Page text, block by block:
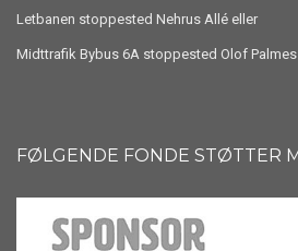
Letbanen stoppested Nehrus Allé eller
Midttrafik Bybus 6A stoppested Olof
FØLGENDE FONDE STØTTER